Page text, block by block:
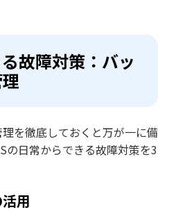
故障対策：バッ
を徹底しておくと万が一に備
の日常からできる故障対策を3
用